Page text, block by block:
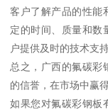
客户了解产品的性能
定的时间、质量和数
户提供及时的技术支
总之，广西的氟碳彩
的信誉，在市场中赢
如果您对氟碳彩钢板